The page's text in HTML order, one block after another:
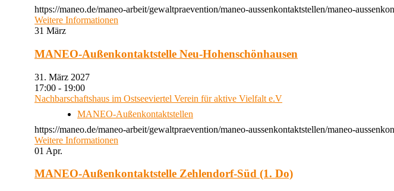
https://maneo.de/maneo-arbeit/gewaltpraevention/maneo-aussenkontaktstellen/maneo-
Weitere Informationen
31 März
MANEO-Außenkontaktstelle Neu-Hohenschönhausen
31. März 2027
17:00 - 19:00
Nachbarschaftshaus im Ostseeviertel Verein für aktive Vielfalt e.V
MANEO-Außenkontaktstellen
https://maneo.de/maneo-arbeit/gewaltpraevention/maneo-aussenkontaktstellen/maneo-
Weitere Informationen
01 Apr.
MANEO-Außenkontaktstelle Zehlendorf-Süd (1. Do)